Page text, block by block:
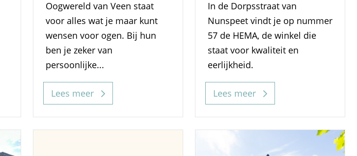
Oogwereld van Veen staat
voor alles wat je maar kunt
wensen voor ogen. Bij hun
ben je zeker van
persoonlijke...
Lees meer
In de Dorpsstraat van
Nunspeet vindt je op nummer
57 de HEMA, de winkel die
staat voor kwaliteit en
eerlijkheid.
Lees meer